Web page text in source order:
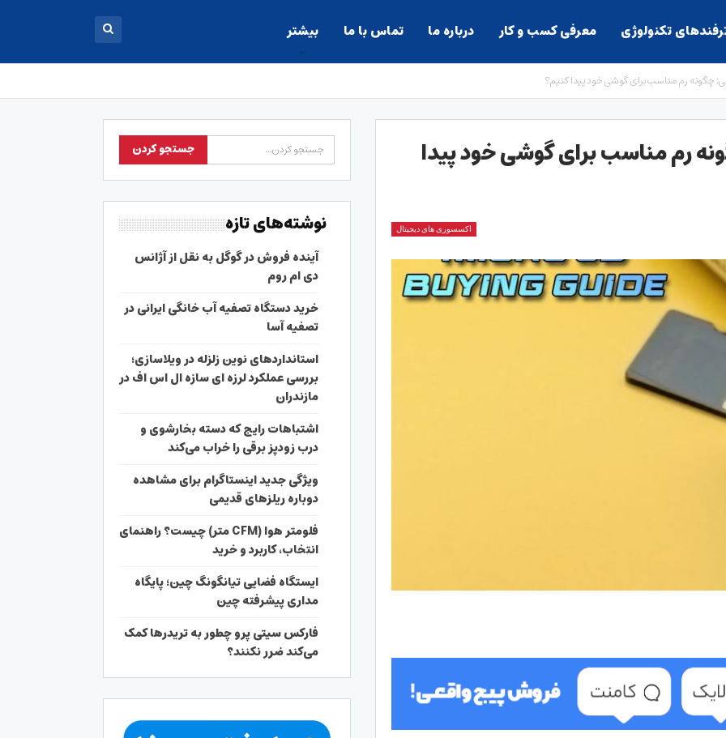
تکنولوژی معرفی کسب و کار درباره ما تماس با ما بیشتر
چگونه رم مناسب برای گوشی خود پیدا کنیم؟
رم مناسب برای گوشی خود پیدا
اکسسوری های دیجیتال نوشته‌های تازه
آینده فروش در گوگل به نقل از آژانس
دی ام روم
خرید دستگاه تصفیه آب خانگی ایرانی در
تصفیه آسا
استانداردهای نوین زلزله در ویلاسازی؛
بررسی عملکرد لرزه ای سازه ال اس اف در
مازندران
اشتباهات رایج که دسته بخارشوی و
درب زودپز برقی را خراب می‌کند
ویژگی جدید اینستاگرام برای مشاهده
دوباره ریلزهای قدیمی
فلومتر هوا (CFM متر) چیست؟ راهنمای
انتخاب، کاربرد و خرید
ایستگاه فضایی تیانگونگ چین؛ پایگاه
مداری پیشرفته چین
فارکس سیتی پرو چطور به تریدرها کمک
می‌کند ضرر نکنند؟